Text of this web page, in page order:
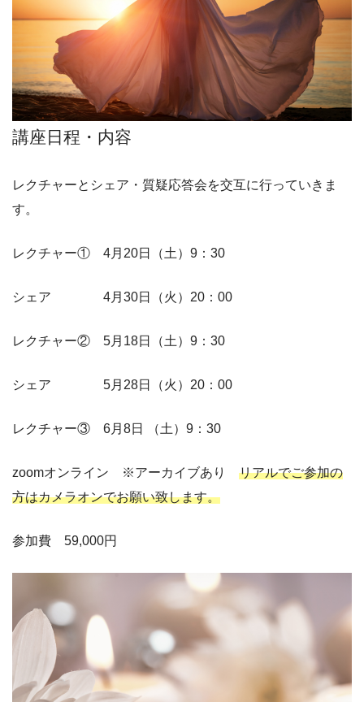
講座日程・内容
レクチャーとシェア・質疑応答会を交互に行っていきま
す。
レクチャー① 4月20日（土）9：30
シェア 4月30日（火）20：00
レクチャー② 5月18日（土）9：30
シェア 5月28日（火）20：00
レクチャー③ 6月8日 （土）9：30
zoomオンライン ※アーカイブあり リアルでご参加の
方はカメラオンでお願い致します。
参加費 59,000円